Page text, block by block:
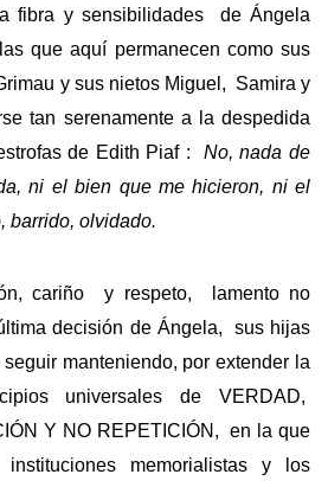
fibra y sensibilidades de Ángela
que aquí permanecen como sus
y sus nietos Miguel, Samira y
tan serenamente a la despedida
de Edith Piaf : No, nada de
ni el bien que me hicieron, ni el
barrido, olvidado.
cariño y respeto, lamento no
decisión de Ángela, sus hijas
manteniendo, por extender la
universales de VERDAD,
Y NO REPETICIÓN, en la que
memorialistas y los